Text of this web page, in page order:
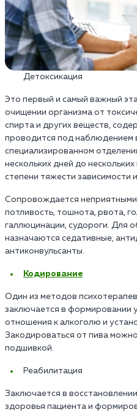
Детоксикация
Это первый и самый важный
очищении организма от
спирта и других веществ,
проводится под наблюдением
специализированном
нескольких дней до
степени тяжести зависимости
Сопровождается
потливость, тошнота, рвота,
галлюцинации, судороги. Для
назначаются седативные,
антиконвульсанты.
Кодирование
Один из методов
заключается в формировании
отношения к алкоголю и
Закодироваться от пива
подшивкой.
Реабилитация
Заключается в
здоровья пациента и